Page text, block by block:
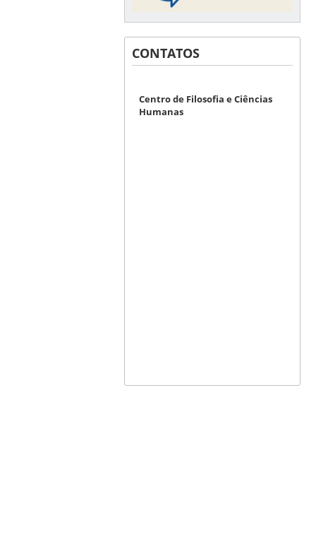
CONTATOS
Centro de Filosofia e Ciências
Humanas